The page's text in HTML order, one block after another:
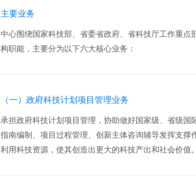
主要业务
中心围绕国家科技部、省委省政府、省科技厅工作重
构职能，主要分为以下六大核心业务：
（一）政府科技计划项目管理业务
承担政府科技计划项目管理，协助做好国家级、省级
指南编制、项目过程管理、创新主体咨询辅导发挥支
利用科技资源，使其创造出更大的科技产出和社会价值。